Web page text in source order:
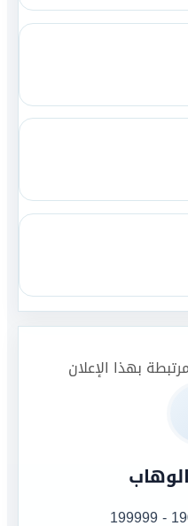
بهذا الإعلان